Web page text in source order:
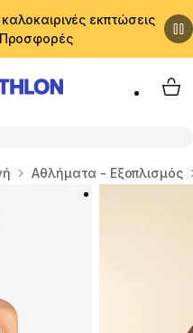
εκπτώσεις
Προσφορές
My
Αθλήματα - Εξοπλισμός